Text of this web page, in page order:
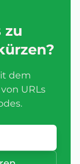
zu
dem
URLs